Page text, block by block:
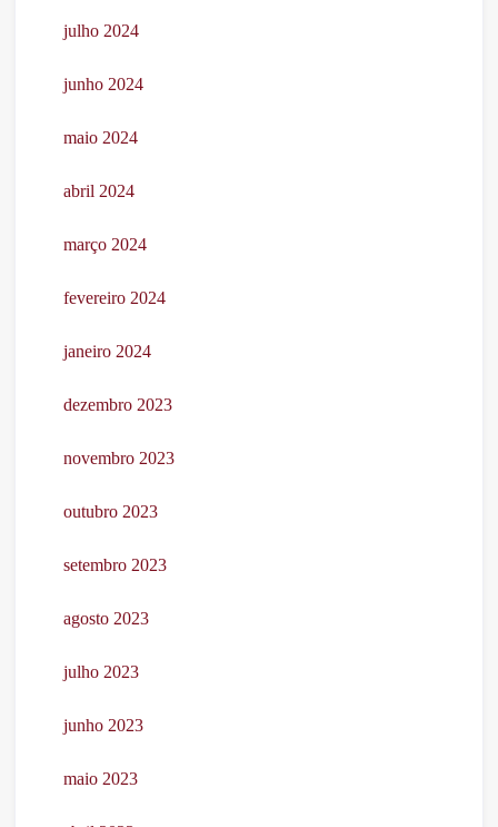
julho 2024
junho 2024
maio 2024
abril 2024
março 2024
fevereiro 2024
janeiro 2024
dezembro 2023
novembro 2023
outubro 2023
setembro 2023
agosto 2023
julho 2023
junho 2023
maio 2023